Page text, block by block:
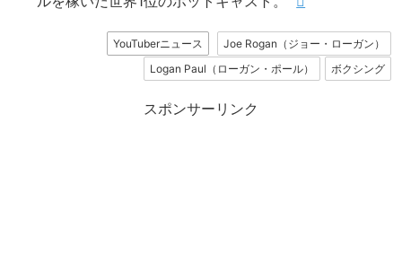
YouTuberニュース
Joe Rogan（ジョー・ローガン）
Logan Paul（ローガン・ポール）
ボクシング
スポンサーリンク